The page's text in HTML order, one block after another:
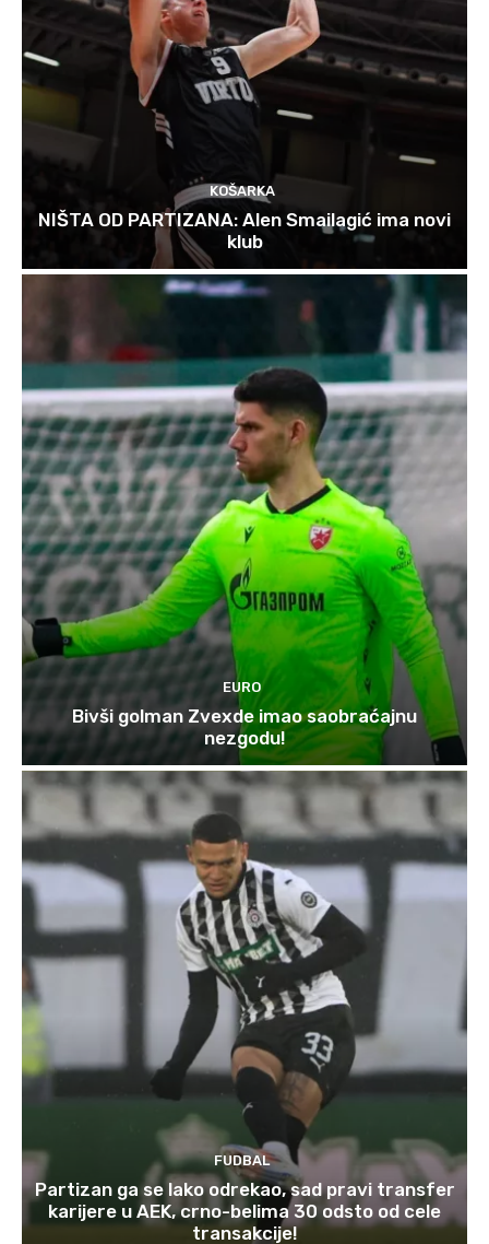
KOŠARKA
NIŠTA OD PARTIZANA: Alen Smailagić ima novi
klub
EURO
Bivši golman Zvexde imao saobraćajnu
nezgodu!
FUDBAL
Partizan ga se lako odrekao, sad pravi transfer
karijere u AEK, crno-belima 30 odsto od cele
transakcije!